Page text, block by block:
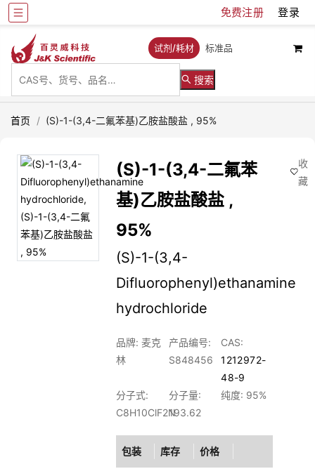
免费注册 登录
试剂/耗材 标准品
搜索
首页 / (S)-1-(3,4-二氟苯基)乙胺盐酸盐 , 95%
(S)-1-(3,4-二氟苯
基)乙胺盐酸盐 ,
95%
(S)-1-(3,4-
Difluorophenyl)ethanamine
hydrochloride
品牌: 麦克
林
产品编号:
S848456
CAS:
1212972-
48-9
分子式:
C8H10ClF2N
分子量:
193.62
纯度: 95%
包装 库存 价格
收
藏